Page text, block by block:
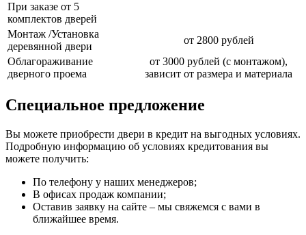
При заказе от 5
комплектов дверей
Монтаж /Установка
деревянной двери
от 2800 рублей
Облагораживание
дверного проема
от 3000 рублей (с монтажом),
зависит от размера и материала
Специальное предложение
Вы можете приобрести двери в кредит на выгодных условиях.
Подробную информацию об условиях кредитования вы
можете получить:
По телефону у наших менеджеров;
В офисах продаж компании;
Оставив заявку на сайте – мы свяжемся с вами в
ближайшее время.